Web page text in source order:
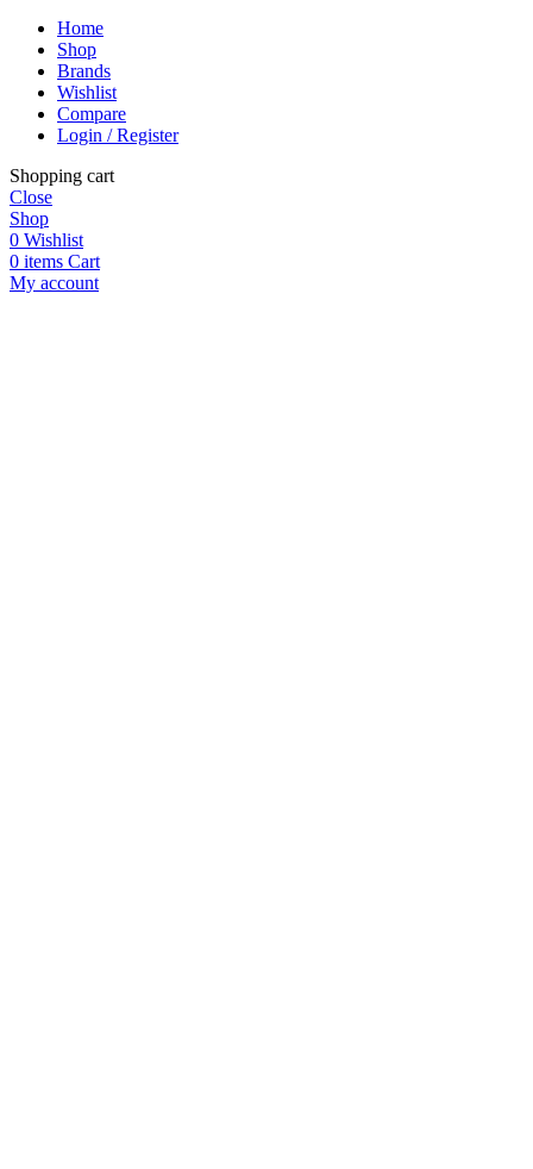
Home
Shop
Brands
Wishlist
Compare
Login / Register
Shopping cart
Close
Shop
0 Wishlist
0 items Cart
My account